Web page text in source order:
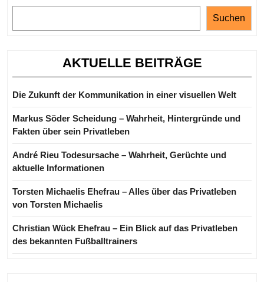
Suchen
AKTUELLE BEITRÄGE
Die Zukunft der Kommunikation in einer visuellen Welt
Markus Söder Scheidung – Wahrheit, Hintergründe und
Fakten über sein Privatleben
André Rieu Todesursache – Wahrheit, Gerüchte und
aktuelle Informationen
Torsten Michaelis Ehefrau – Alles über das Privatleben
von Torsten Michaelis
Christian Wück Ehefrau – Ein Blick auf das Privatleben
des bekannten Fußballtrainers